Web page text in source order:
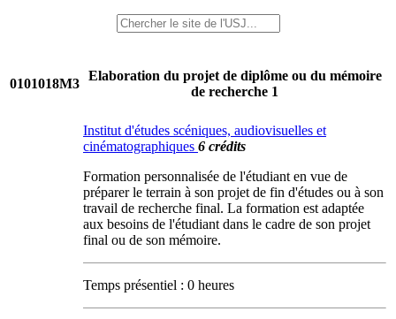
0101018M3
Elaboration du projet de diplôme ou du mémoire
de recherche 1
Institut d'études scéniques, audiovisuelles et
cinématographiques 6 crédits
Formation personnalisée de l'étudiant en vue de
préparer le terrain à son projet de fin d'études ou à son
travail de recherche final. La formation est adaptée
aux besoins de l'étudiant dans le cadre de son projet
final ou de son mémoire.
Temps présentiel : 0 heures